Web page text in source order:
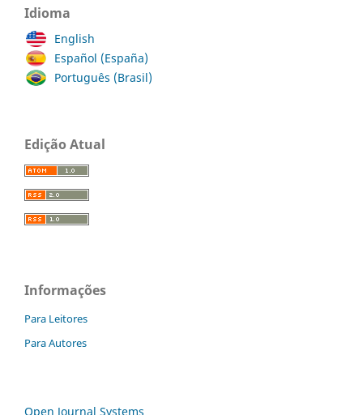
Idioma
English
Español (España)
Português (Brasil)
Edição Atual
Informações
Para Leitores
Para Autores
Open Journal Systems